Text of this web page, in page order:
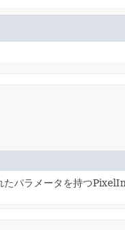
たパラメータを持つ